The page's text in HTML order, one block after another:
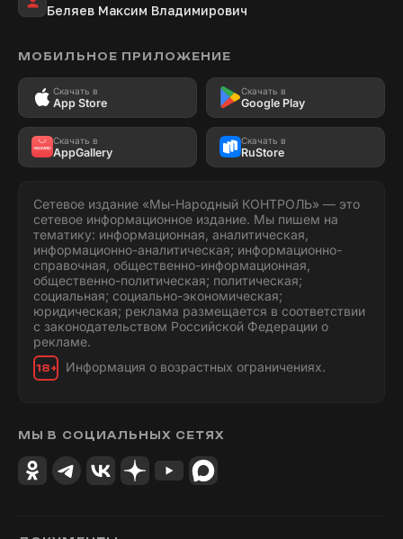
Беляев Максим Владимирович
МОБИЛЬНОЕ ПРИЛОЖЕНИЕ
Скачать в
App Store
Скачать в
Google Play
Скачать в
AppGallery
Скачать в
RuStore
Сетевое издание «Мы-Народный КОНТРОЛЬ» — это
сетевое информационное издание. Мы пишем на
тематику: информационная, аналитическая,
информационно-аналитическая; информационно-
справочная, общественно-информационная,
общественно-политическая; политическая;
социальная; социально-экономическая;
юридическая; реклама размещается в соответствии
с законодательством Российской Федерации о
рекламе.
18+ Информация о возрастных ограничениях.
МЫ В СОЦИАЛЬНЫХ СЕТЯХ